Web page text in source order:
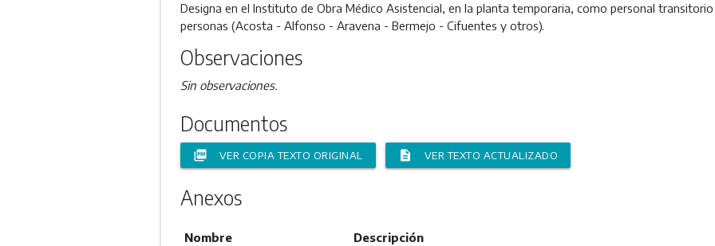
Designa en el Instituto de Obra Médico Asistencial, en la planta temporaria, como personal
personas (Acosta - Alfonso - Aravena - Bermejo - Cifuentes y otros).
Observaciones
Sin observaciones.
Documentos
picture_as_pdf VER COPIA TEXTO ORIGINAL description VER TEXTO ACTUALIZADO
Anexos
Nombre Descripción